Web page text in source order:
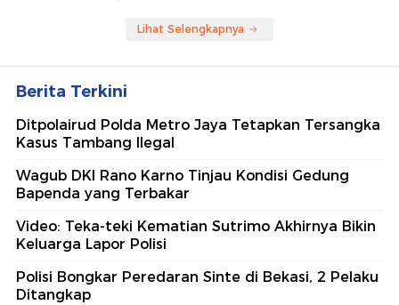
Lihat Selengkapnya
Berita Terkini
Ditpolairud Polda Metro Jaya Tetapkan Tersangka
Kasus Tambang Ilegal
Wagub DKI Rano Karno Tinjau Kondisi Gedung
Bapenda yang Terbakar
Video: Teka-teki Kematian Sutrimo Akhirnya Bikin
Keluarga Lapor Polisi
Polisi Bongkar Peredaran Sinte di Bekasi, 2 Pelaku
Ditangkap